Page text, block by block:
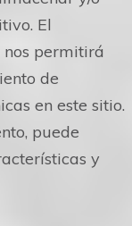
El
nos permitirá
de
en este sitio.
puede
y